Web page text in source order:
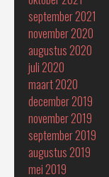
september 2021
november 2020
augustus 2020
juli 2020
maart 2020
december 2019
november 2019
september 2019
augustus 2019
mei 2019